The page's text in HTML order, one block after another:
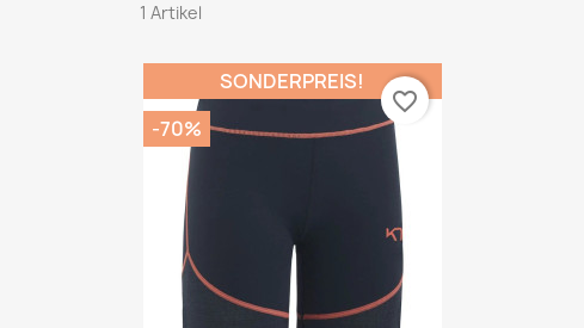
1 Artikel
SONDERPREIS!
-70%
favorite_border